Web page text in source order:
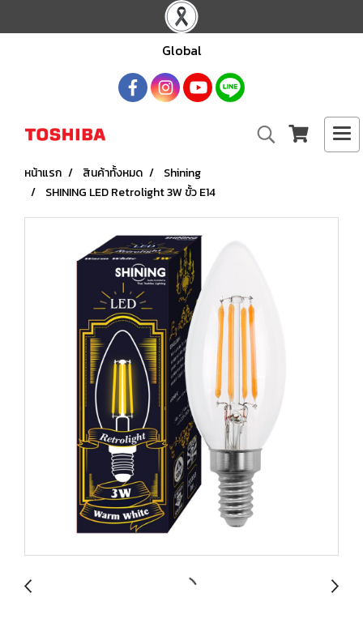
Global
หน้าแรก สินค้าทั้งหมด
Shining
SHINING LED Retrolight 3W ขั้ว E14